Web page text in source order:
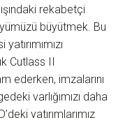
rekabetçi
büyütmek. Bu
Cutlass II
ederken, imzalarını
varlığımızı daha
yatırımlarımız